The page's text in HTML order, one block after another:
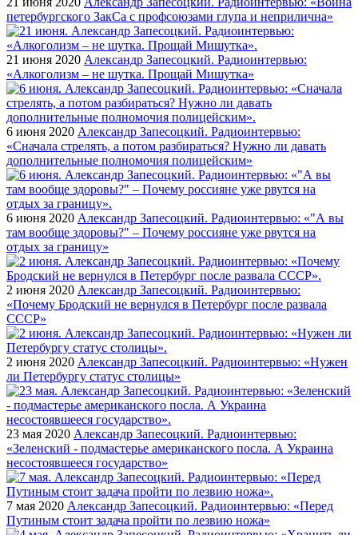
петербургского ЗакСа с профсоюзами глупа и неприлична»
21 июня 2020 Александр Запесоцкий. Радиоинтервью:
«Алкоголизм – не шутка. Прощай Мишутка»
6 июня 2020 Александр Запесоцкий. Радиоинтервью:
«Сначала стрелять, а потом разбираться? Нужно ли давать
дополнительные полномочия полицейским»
6 июня 2020 Александр Запесоцкий. Радиоинтервью: «"А вы
там вообще здоровы?" – Почему россияне уже рвутся на
отдых за границу»
2 июня 2020 Александр Запесоцкий. Радиоинтервью:
«Почему Бродский не вернулся в Петербург после развала
СССР»
2 июня 2020 Александр Запесоцкий. Радиоинтервью: «Нужен
ли Петербургу статус столицы»
23 мая 2020 Александр Запесоцкий. Радиоинтервью:
«Зеленский - подмастерье американского посла. А Украина
несостоявшееся государство»
7 мая 2020 Александр Запесоцкий. Радиоинтервью: «Перед
Путиным стоит задача пройти по лезвию ножа»